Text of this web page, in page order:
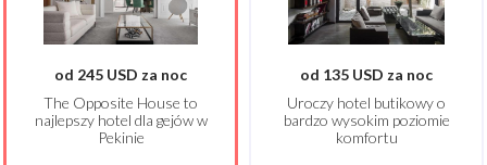
od 245 USD za noc
The Opposite House to
najlepszy hotel dla gejów w
Pekinie
od 135 USD za noc
Uroczy hotel butikowy o
bardzo wysokim poziomie
komfortu